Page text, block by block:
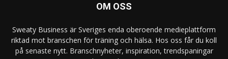
OM OSS
Sweaty Business är Sveriges enda oberoende medieplattform
riktad mot branschen för träning och hälsa. Hos oss får du koll
på senaste nytt. Branschnyheter, inspiration, trendspaningar